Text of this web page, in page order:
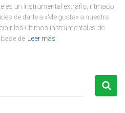
es un instrumental extraño, ritmado,
de darle a «Me gusta» a nuestra
los últimos instrumentales de
de
Leer más